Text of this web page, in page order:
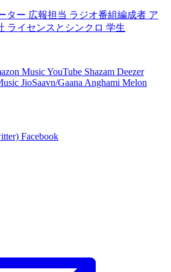
ター 広報担当 ラジオ番組編成者 ア
ライセンスとシンクロ 学生
MusicYouTube Shazam Deezer
JioSaavn/Gaana Anghami Melon
Facebook